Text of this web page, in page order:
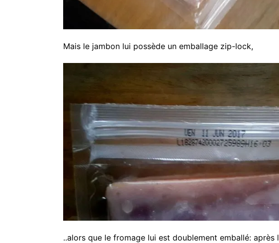
Mais le jambon lui possède un emballage zip-lock,
..alors que le fromage lui est doublement emballé: